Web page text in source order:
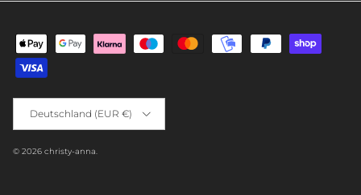
Deutschland (EUR €)
© 2026 christy-anna.